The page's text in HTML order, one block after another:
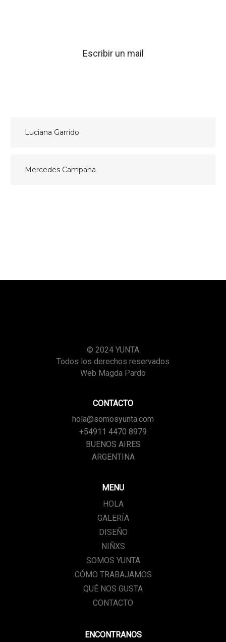
Escribir un mail
Navegación
entradas
Luciana Garrido
Mercedes Campana
© 2024 YUNTA
Todos los derechos reservados
Web Magda Pardo
CONTACTO
hola@somosyunta.com
+54911 4470 8979
BUENOS AIRES
ARGENTINA
MENU
HOLA
GALERÍA
DISEÑO
NIÑXS
SOMOS YUNTA
CÓMO TRABAJAMOS
QUÉ NOS GUSTA
CONTACTO
ENCONTRANOS